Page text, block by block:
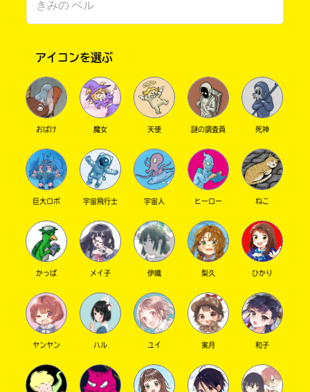
このマチのことを
もっと知りたい
キミに
アイコンを選ぶ
おばけ 魔女 天使 謎の調査員 死神
巨大ロボ 宇宙飛行士 宇宙人 ヒーロー ねこ
かっぱ メイ子 伊織 梨久 ひかり
ヤンヤン ハル ユイ 実月 和子